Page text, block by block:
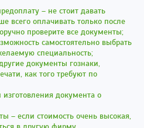
– не стоит давать
всего оплачивать только после
проверите все документы;
самостоятельно выбрать
специальность;
документы гознаки,
как того требуют по
документа о
– если стоимость очень высокая,